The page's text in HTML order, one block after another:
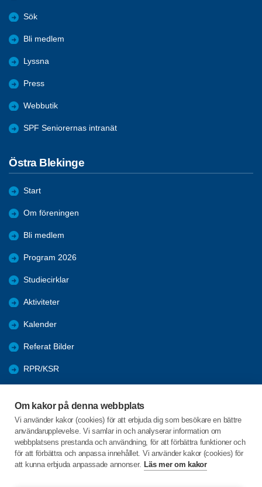
Om kakor på denna webbplats
Vi använder kakor (cookies) för att erbjuda dig som besökare en bättre
användarupplevelse. Vi samlar in och analyserar information om
webbplatsens prestanda och användning, för att förbättra funktioner och
för att förbättra och anpassa innehållet. Vi använder kakor (cookies) för
att kunna erbjuda anpassade annonser. Läs mer om kakor
Sök
Bli medlem
Lyssna
Press
Webbutik
SPF Seniorernas intranät
Östra Blekinge
Start
Om föreningen
Bli medlem
Program 2026
Studiecirklar
Aktiviteter
Kalender
Referat Bilder
RPR/KSR
Föreningarnas öppna aktiviteter
C/o:Karl-Erik Andersson